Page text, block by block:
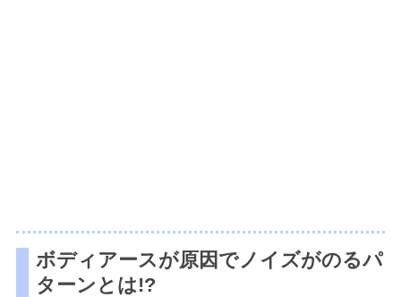
ボディアースが原因でノイズがのるパ
ターンとは!?